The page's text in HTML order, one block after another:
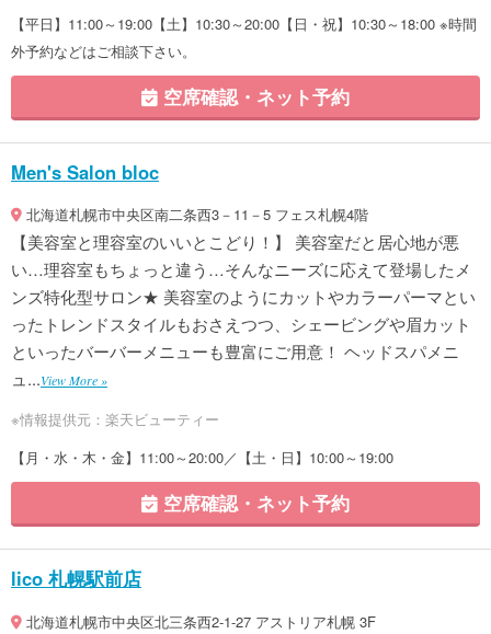
【平日】11:00～19:00【土】10:30～20:00【日・祝】10:30～18:00 ※時間
外予約などはご相談下さい。
空席確認・ネット予約
Men's Salon bloc
北海道札幌市中央区南二条西3－11－5 フェス札幌4階
【美容室と理容室のいいとこどり！】 美容室だと居心地が悪
い…理容室もちょっと違う…そんなニーズに応えて登場したメ
ンズ特化型サロン★ 美容室のようにカットやカラーパーマとい
ったトレンドスタイルもおさえつつ、シェービングや眉カット
といったバーバーメニューも豊富にご用意！ ヘッドスパメニ
ュ...View More »
※情報提供元：楽天ビューティー
【月・水・木・金】11:00～20:00／【土・日】10:00～19:00
空席確認・ネット予約
lico 札幌駅前店
北海道札幌市中央区北三条西2-1-27 アストリア札幌 3F